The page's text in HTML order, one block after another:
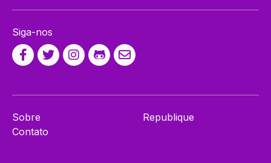
Siga-nos
Sobre
Contato
Republique